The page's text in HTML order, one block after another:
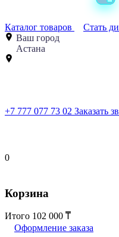
Каталог товаров
Стать
Ваш город
Астана
+7 777 077 73 02 Заказать
0
Корзина
Итого 102 000
Оформление заказа